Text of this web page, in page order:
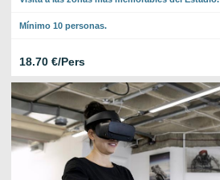
Mínimo 10 personas.
18.70 €/Pers